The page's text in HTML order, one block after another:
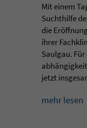
Mit einem
Suchthilfe
die
ihrer
Saulgau.
jetzt
mehr lesen